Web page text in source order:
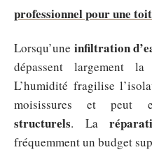
professionnel pour une
Lorsqu’une infiltration
dépassent largement
L’humidité fragilise
moisissures et peut
structurels. La
fréquemment un budget